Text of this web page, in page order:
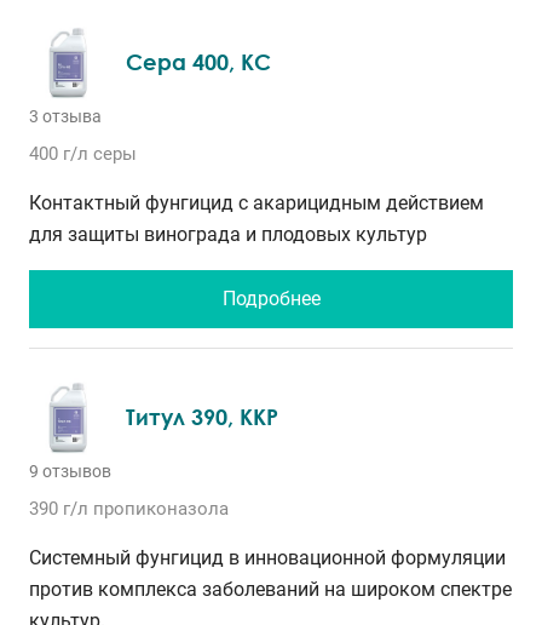
Сера 400, КС
3 отзыва
400 г/л серы
Контактный фунгицид с акарицидным действием
для защиты винограда и плодовых культур
Подробнее
Титул 390, ККР
9 отзывов
390 г/л пропиконазола
Системный фунгицид в инновационной формуляции
против комплекса заболеваний на широком спектре